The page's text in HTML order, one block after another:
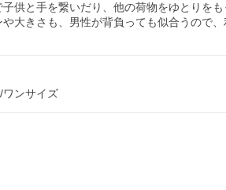
供と手を繋いだり、他の荷物をゆとりを
大きさも、男性が背負っても似合うので
ワンサイズ